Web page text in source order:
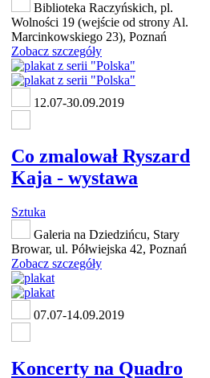
Biblioteka Raczyńskich, pl.
Wolności 19 (wejście od strony Al.
Marcinkowskiego 23), Poznań
Zobacz szczegóły
12.07-30.09.2019
Co zmalował Ryszard
Kaja - wystawa
Sztuka
Galeria na Dziedzińcu, Stary
Browar, ul. Półwiejska 42, Poznań
Zobacz szczegóły
07.07-14.09.2019
Koncerty na Quadro